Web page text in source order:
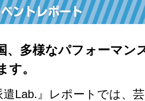
、多様なパフォーマン
す。
遣Lab.』レポートでは、